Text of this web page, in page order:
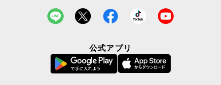
奥行き 高さ
公式アプリ